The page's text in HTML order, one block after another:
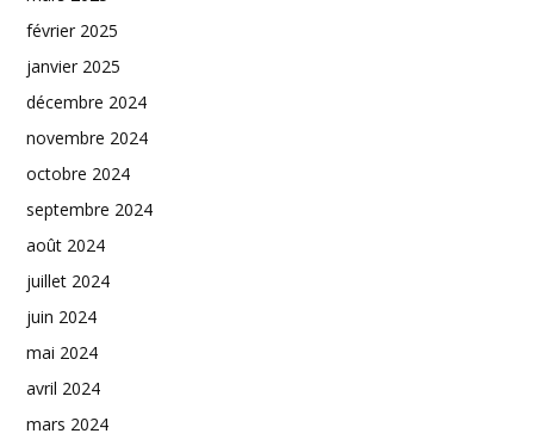
février 2025
janvier 2025
décembre 2024
novembre 2024
octobre 2024
septembre 2024
août 2024
juillet 2024
juin 2024
mai 2024
avril 2024
mars 2024